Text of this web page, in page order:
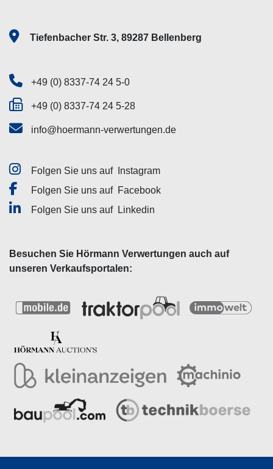
Tiefenbacher Str. 3, 89287 Bellenberg
+49 (0) 8337-74 24 5-0
+49 (0) 8337-74 24 5-28
info@hoermann-verwertungen.de
Folgen Sie uns auf
Instagram
Folgen Sie uns auf Facebook
Folgen Sie uns auf
Linkedin
Besuchen Sie Hörmann Verwertungen auch auf
unseren Verkaufsportalen: